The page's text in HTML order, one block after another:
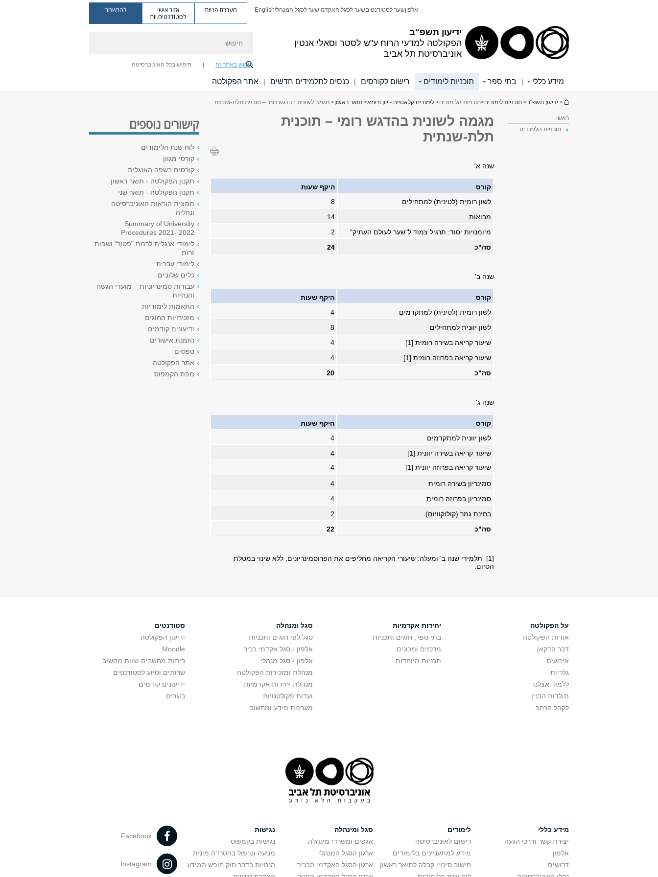
ידיעון תשפ"ב
הפקולטה למדעי הרוח ע"ש לסטר וסאלי אנטין
אוניברסיטת תל אביב
אלפוןשער לסטודנטיםשער לסגל האקדמישער לסגל המנהליEnglish מערכת פניות אזור אישי
לסטודנטים.יות
להרשמה
חיפוש באתר זה חיפוש בכל האוניברסיטה
מידע כללי | בתי ספר תוכניות לימודים רישום לקורסים | כנסים לתלמידים חדשים | אתר הפקולטה
הינך נמצא כאן
> ידיעון תשפ"ב> תוכניות לימודים>תוכניות הלימודים> לימודים קלאסיים - יוון ורומא> תואר ראשון> מגמה לשונית בהדגש רומי – תוכנית תלת-שנתית
ראשי
תוכניות הלימודים
מגמה לשונית בהדגש רומי – תוכנית
תלת-שנתית
שנה א'
קורס
היקף שעות
לשון רומית (לטינית) למתחילים
8
מבואות
14
מיומנויות יסוד: תרגיל צמוד ל"שער לעולם העתיק"
2
סה"כ
24
שנה ב'
קורס
היקף שעות
לשון רומית (לטינית) למתקדמים
4
לשון יוונית למתחילים
8
שיעור קריאה בשירה רומית [1]
4
שיעור קריאה בפרוזה רומית [1]
4
סה"כ
20
שנה ג'
קורס
היקף שעות
לשון יוונית למתקדמים
4
שיעור קריאה בשירה יוונית [1]
4
שיעור קריאה בפרוזה יוונית [1]
4
סמינריון בשירה רומית
4
סמינריון בפרוזה רומית
4
בחינת גמר (קולוקוויום)
2
סה"כ
22
[1] תלמידי שנה ב' ומעלה: שיעורי הקריאה מחליפים את הפרוסמינריונים, ללא שינוי במטלת
הסיום.
קישורים נוספים
לוח שנת הלימודים
קורסי מגוון
קורסים בשפה האנגלית
תקנון הפקולטה - תואר ראשון
תקנון הפקולטה - תואר שני
תמצית הוראות האוניברסיטה
ונהליה
Summary of University
Procedures 2021- 2022
לימודי אנגלית לרמת "פטור" ושפות
זרות
לימודי עברית
כלים שלובים
עבודות סמינריוניות – מועדי הגשה
והנחיות
התאמות לימודיות
מזכירויות החוגים
ידיעונים קודמים
הזמנת אישורים
טפסים
אתר הפקולטה
מפת הקמפוס
על הפקולטה
אודות הפקולטה
דבר הדקאן
אירועים
גלריות
ללמוד אצלנו
תולדות הבנין
לקהל הרחב
יחידות אקדמיות
בתי ספר, חוגים ותכניות
מרכזים ומכונים
תכניות מיוחדות
סגל ומנהלה
סגל לפי חוגים ותכניות
אלפון - סגל אקדמי בכיר
אלפון - סגל מנהלי
מנהלת ומזכירות הפקולטה
מנהלת יחידות אקדמיות
ועדות פקולטטיות
מערכות מידע ומחשוב
סטודנטים
ידיעון הפקולטה
Moodle
כיתות מחשבים וצוות מחשוב
שרותים וסיוע לסטודנטים
ידיעונים קודמים
בוגרים
מידע כללי
יצירת קשר ודרכי הגעה
אלפון
דרושים
לימודים
רישום לאוניברסיטה
מידע למתעניינים בלימודים
חישוב סיכויי קבלה לתואר ראשון
סגל ומינהלה
אגפים ומשרדי מינהלה
ארגון הסגל המנהלי
ארגון הסגל האקדמי הבכיר
נגישות
נגישות בקמפוס
מניעה וטיפול בהטרדה מינית
הנחיות בדבר חוק חופש המידע
Facebook
Instagram